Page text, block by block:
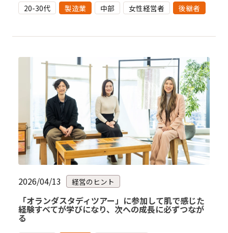
20-30代 製造業 中部 女性経営者 後継者
2026/04/13 経営のヒント
「オランダスタディツアー」に参加して肌で感じた
経験すべてが学びになり、次への成長に必ずつなが
る